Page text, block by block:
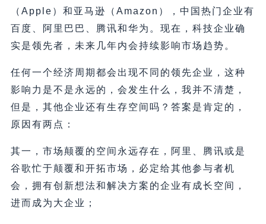
（Apple）和亚马逊（Amazon），中国热门企业有
百度、阿里巴巴、腾讯和华为。现在，科技企业确
实是领先者，未来几年内会持续影响市场趋势。
任何一个经济周期都会出现不同的领先企业，这种
影响力是不是永远的，会发生什么，我并不清楚，
但是，其他企业还有生存空间吗？答案是肯定的，
原因有两点：
其一，市场颠覆的空间永远存在，阿里、腾讯或是
谷歌忙于颠覆和开拓市场，必定给其他参与者机
会，拥有创新想法和解决方案的企业有成长空间，
进而成为大企业；